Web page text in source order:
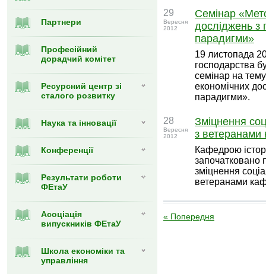
Партнери
Професійний
дорадчий комітет
Ресурсний центр зі
сталого розвитку
Наука та інновації
Конференції
Результати роботи
ФЕтаУ
Асоціація
випускників ФЕтаУ
Школа економіки та
управління
29
Вересня
2012
Cемінар
досліджень з
парадигми»
19 листопада
господарства
семінар на
економічних
парадигми».
28
Вересня
2012
Зміцнення
з
Кафедрою
започатковано
зміцнення
ветеранами
« Попередня